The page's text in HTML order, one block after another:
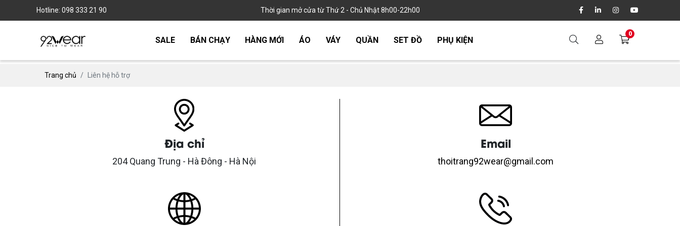
Hotline: 098 333 21 90 Thời gian mở cửa từ Thứ 2 - Chủ Nhật 8h00-22h00
SALE BÁN CHẠY HÀNG MỚI ÁO VÁY QUẦN SET ĐỒ PHỤ KIỆN
0
Trang chủ Liên hệ hỗ trợ
Địa chỉ
204 Quang Trung - Hà Đông - Hà Nội
Email
thoitrang92wear@gmail.com